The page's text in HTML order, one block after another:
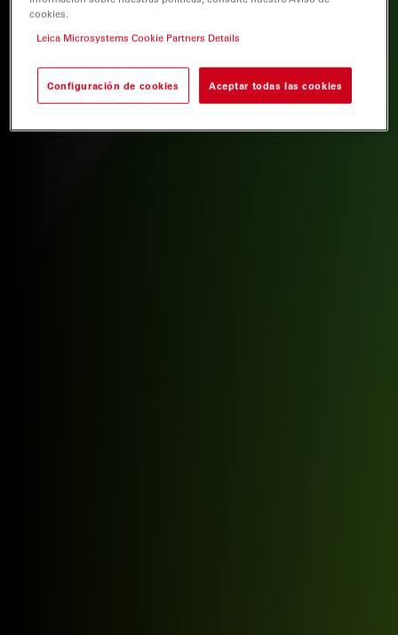
cookies.
Leica Microsystems Cookie Partners Details
Configuración de cookies Aceptar todas las cookies